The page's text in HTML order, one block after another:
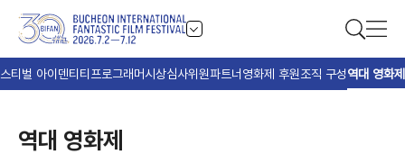
티벌 아이덴티티 프로그래머시상심사위원파트너 영화제 후원조직 구성역대 영화제
역대 영화제